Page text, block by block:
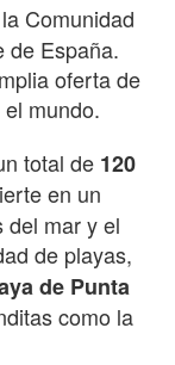
Comunidad
de España.
oferta de
mundo.
total de 120
en un
del mar y el
de playas,
de Punta
como la